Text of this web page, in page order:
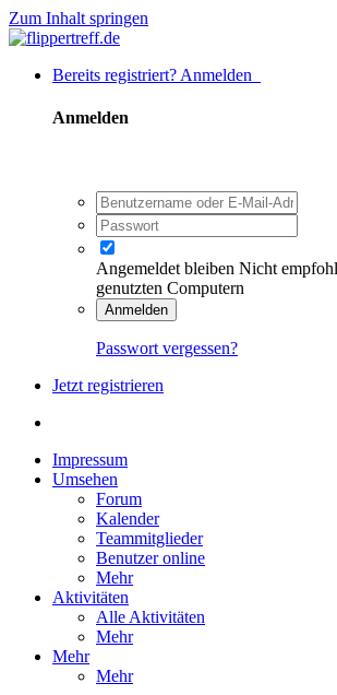
Zum Inhalt springen
Bereits registriert? Anmelden
Anmelden
Angemeldet bleiben Nicht
genutzten Computern
Anmelden
Passwort vergessen?
Jetzt registrieren
Impressum
Umsehen
Forum
Kalender
Teammitglieder
Benutzer online
Mehr
Aktivitäten
Alle Aktivitäten
Mehr
Mehr
Mehr